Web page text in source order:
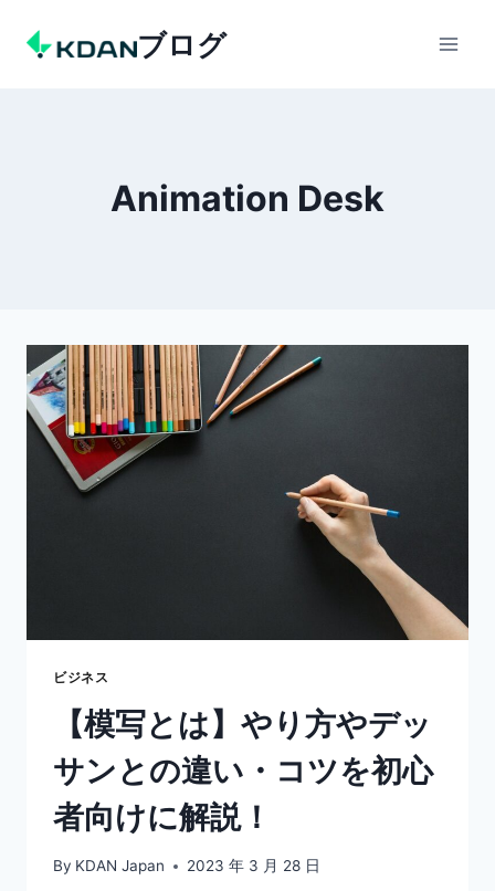
ブログ
Animation Desk
ビジネス
【模写とは】やり方やデッ
サンとの違い・コツを初心
者向けに解説！
By KDAN Japan 2023 年 3 月 28 日